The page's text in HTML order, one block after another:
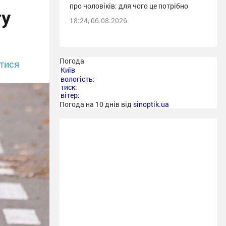
про чоловіків: для чого це потрібно
18:24, 06.08.2026
Погода
Київ
вологість:
тиск:
вітер:
Погода на 10 днів від sinoptik.ua